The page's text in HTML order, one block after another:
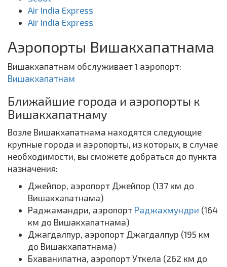
Air India Express
Air India Express
Аэропорты Вишакхапатнама
Вишакхапатнам обслуживает 1 аэропорт:
Вишакхапатнам
Ближайшие города и аэропорты к
Вишакхапатнаму
Возле Вишакхапатнама находятся следующие
крупные города и аэропорты, из которых, в случае
необходимости, вы сможете добраться до пункта
назначения:
Джейпор, аэропорт Джейпор (137 км до
Вишакхапатнама)
Раджамандри, аэропорт Раджахмундри (164
км до Вишакхапатнама)
Джагдалпур, аэропорт Джагдалпур (195 км
до Вишакхапатнама)
Бхаванипатна, аэропорт Уткела (262 км до